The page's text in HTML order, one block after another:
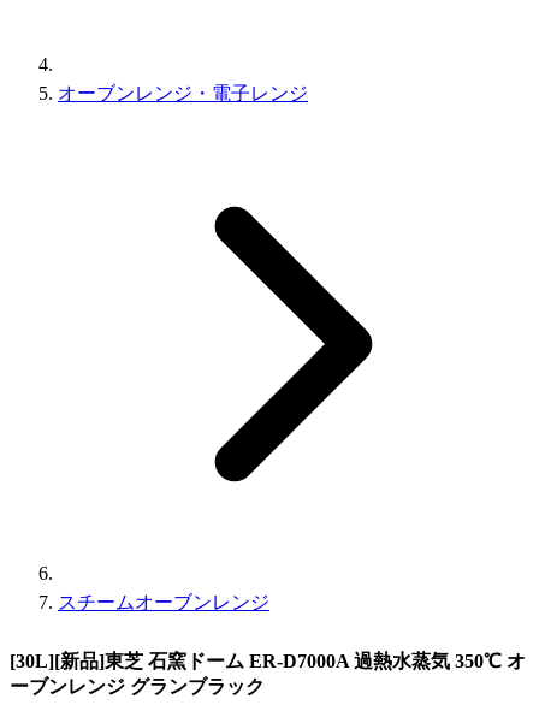
オーブンレンジ・電子レンジ
スチームオーブンレンジ
[30L][新品]東芝 石窯ドーム ER-D7000A 過熱水蒸気 350℃ オ
ーブンレンジ グランブラック